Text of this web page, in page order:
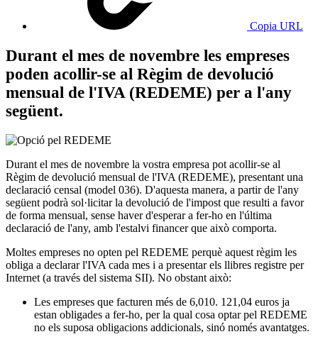
Copia URL
Durant el mes de novembre les empreses
poden acollir-se al Règim de devolució
mensual de l'IVA (REDEME) per a l'any
següent.
Durant el mes de novembre la vostra empresa pot acollir-se al
Règim de devolució mensual de l'IVA (REDEME), presentant una
declaració censal (model 036). D'aquesta manera, a partir de l'any
següent podrà sol·licitar la devolució de l'impost que resulti a favor
de forma mensual, sense haver d'esperar a fer-ho en l'última
declaració de l'any, amb l'estalvi financer que això comporta.
Moltes empreses no opten pel REDEME perquè aquest règim les
obliga a declarar l'IVA cada mes i a presentar els llibres registre per
Internet (a través del sistema SII). No obstant això:
Les empreses que facturen més de 6,010. 121,04 euros ja
estan obligades a fer-ho, per la qual cosa optar pel REDEME
no els suposa obligacions addicionals, sinó només avantatges.